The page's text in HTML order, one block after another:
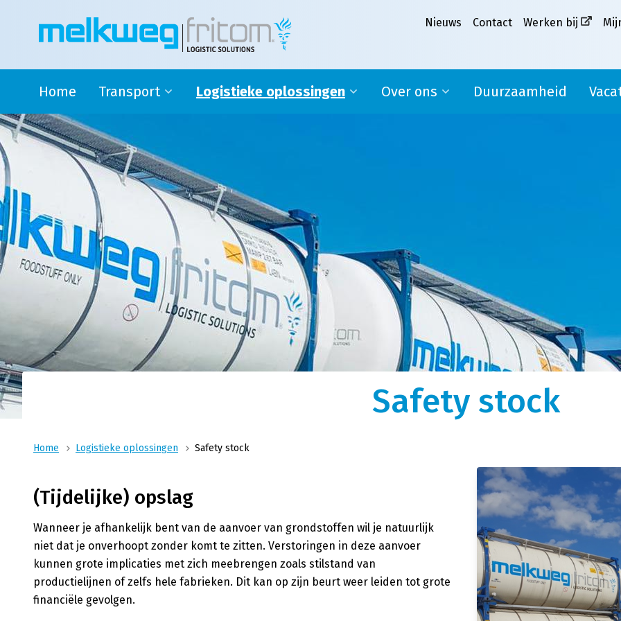
Nieuws Contact Werken bij
Home Transport
Modaal en Intermodaal Tank
transport
Watervoorziening
Transport Engeland
Transport naar Spanje
Transport
Logistieke oplossingen
Douane activiteiten
Logistieke oplossingen
Ons nauwsluitende netwerk, optimaal uitgerust
materieel en ervaren chauffeurs vormen de perfecte
combinatie voor al uw logistieke wensen.
Over ons
Over ons
We zijn ooit begonnen als kleine rijdende
melkontvangst. Nu is Melkweg|Fritom
internationaal transport met ruim 600
tankcontainers.
Duurzaamheid
Safety stock
Home Logistieke oplossingen Safety stock
(Tijdelijke) opslag
Wanneer je afhankelijk bent van de aanvoer van grondstoffen wil je natuurlijk
niet dat je onverhoopt zonder komt te zitten. Verstoringen in deze aanvoer
kunnen grote implicaties met zich meebrengen zoals stilstand van
productielijnen of zelfs hele fabrieken. Dit kan op zijn beurt weer leiden tot grote
financiële gevolgen.